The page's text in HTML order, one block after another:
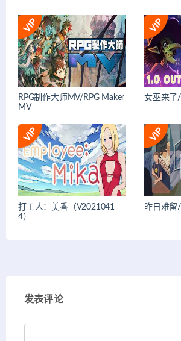
RPG制作大师MV/RPG Maker
MV
女巫来了
打工人：美香（V2021041
4）
昨日难留
发表评论